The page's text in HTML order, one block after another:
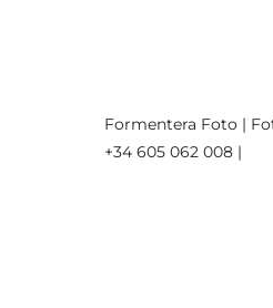
Formentera Foto |
+34 605 062 008 |